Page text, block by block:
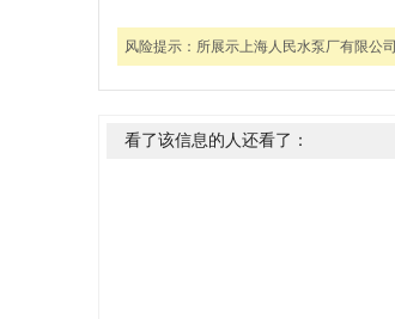
风险提示： 所展示上海人民水泵厂有限公
看了该信息的人还看了：